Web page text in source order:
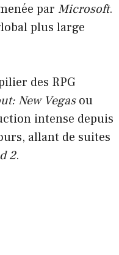
par Microsoft.
plus large
des RPG
New Vegasou
intense depuis
allant de suites
2.